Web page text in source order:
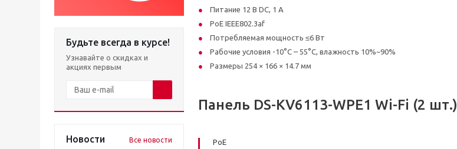
Будьте всегда в курсе!
Узнавайте о скидках и
акциях первым
Новости Все новости
Питание 12 В DC, 1 А
PoE IEEE802.3af
Потребляемая мощность ≤6 Вт
Рабочие условия -10°C – 55°C, влажность 10%~90%
Размеры 254 × 166 × 14.7 мм
Панель DS-KV6113-WPE1 Wi-Fi (2 шт.)
PoE